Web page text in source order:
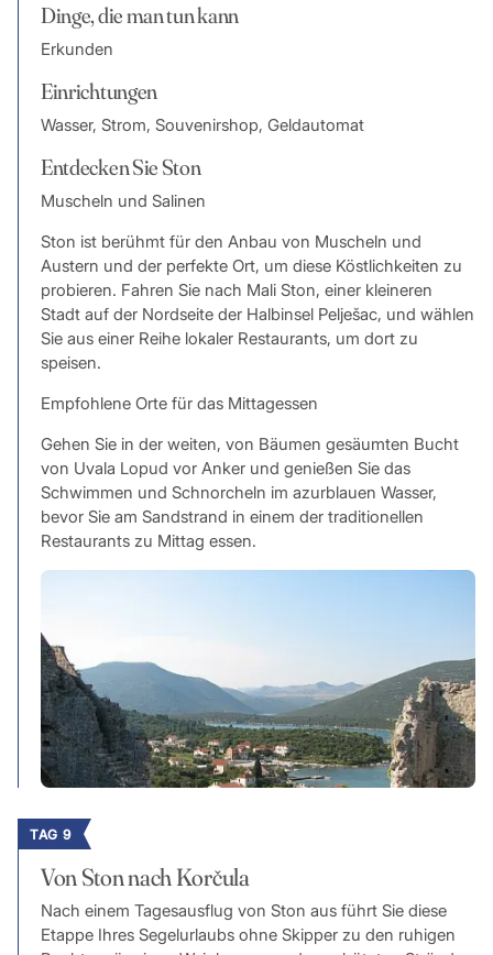
Dinge, die man tun kann
Erkunden
Einrichtungen
Wasser, Strom, Souvenirshop, Geldautomat
Entdecken Sie Ston
Muscheln und Salinen
Ston ist berühmt für den Anbau von Muscheln und
Austern und der perfekte Ort, um diese Köstlichkeiten zu
probieren. Fahren Sie nach Mali Ston, einer kleineren
Stadt auf der Nordseite der Halbinsel Pelješac, und wählen
Sie aus einer Reihe lokaler Restaurants, um dort zu
speisen.
Empfohlene Orte für das Mittagessen
Gehen Sie in der weiten, von Bäumen gesäumten Bucht
von Uvala Lopud vor Anker und genießen Sie das
Schwimmen und Schnorcheln im azurblauen Wasser,
bevor Sie am Sandstrand in einem der traditionellen
Restaurants zu Mittag essen.
TAG 9
Von Ston nach Korčula
Nach einem Tagesausflug von Ston aus führt Sie diese
Etappe Ihres Segelurlaubs ohne Skipper zu den ruhigen